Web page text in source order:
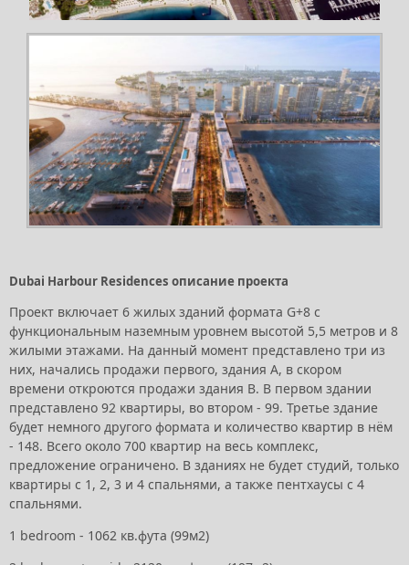
Dubai Harbour Residences описание проекта
Проект включает 6 жилых зданий формата G+8 с
функциональным наземным уровнем высотой 5,5 метров и 8
жилыми этажами. На данный момент представлено три из
них, начались продажи первого, здания A, в скором
времени откроются продажи здания B. В первом здании
представлено 92 квартиры, во втором - 99. Третье здание
будет немного другого формата и количество квартир в нём
- 148. Всего около 700 квартир на весь комплекс,
предложение ограничено. В зданиях не будет студий, только
квартиры с 1, 2, 3 и 4 спальнями, а также пентхаусы с 4
спальнями.
1 bedroom - 1062 кв.фута (99м2)